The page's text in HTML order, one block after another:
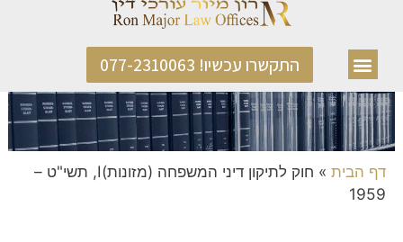
התקשרו עכשיו! 077-2310063
דף הבית »
חוק לתיקון דיני המשפחה (מזונות)I, תשי"ט –
1959